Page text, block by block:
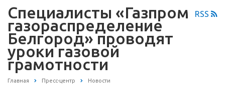
RSS
Специалисты «Газпром
газораспределение
Белгород» проводят
уроки газовой
грамотности
Главная Пресс-центр Новости